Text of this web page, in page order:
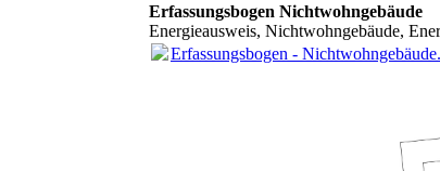
Erfassungsbogen Nichtwohngebäude
Energieausweis, Nichtwohngebäude,
Erfassungsbogen -